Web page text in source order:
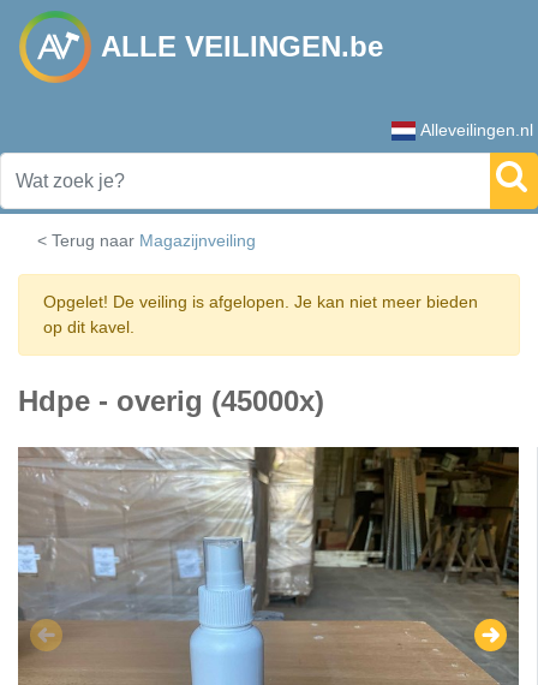
ALLE VEILINGEN.be
Alleveilingen.nl
< Terug naar Magazijnveiling
Opgelet! De veiling is afgelopen. Je kan niet meer bieden
op dit kavel.
Hdpe - overig (45000x)